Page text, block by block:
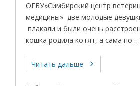
ОГБУ»Симбирский центр
медицины» две молодые
плакали и были очень
кошка родила котят, а сама по …
Читать дальше